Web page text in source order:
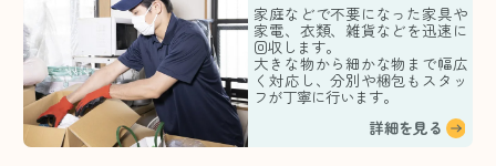
家庭などで不要になった家具や
家電、衣類、雑貨などを迅速に
回収します。
大きな物から細かな物まで幅広
く対応し、分別や梱包もスタッ
フが丁寧に行います。
詳細を見る